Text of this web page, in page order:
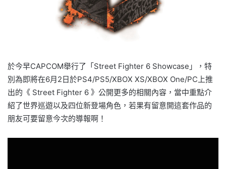
於今早CAPCOM舉行了「Street Fighter 6 Showcase」，特
別為即將在6月2日於PS4/PS5/XBOX XS/XBOX One/PC上推
出的《 Street Fighter 6 》公開更多的相關內容，當中重點介
紹了世界巡遊以及四位新登場角色，若果有留意開這套作品的
朋友可要留意今次的導報啊！